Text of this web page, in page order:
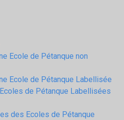
Ecole de Pétanque non
Ecole de Pétanque Labellisée
de Pétanque Labellisées
des Ecoles de Pétanque